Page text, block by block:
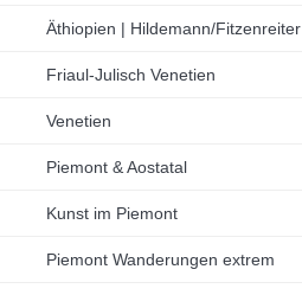
Äthiopien | Hildemann/Fitzenreiter
Friaul-Julisch Venetien
Venetien
Piemont & Aostatal
Kunst im Piemont
Piemont Wanderungen extrem